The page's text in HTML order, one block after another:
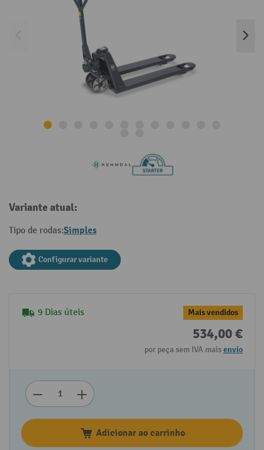
Variante atual:
Tipo de rodas:Simples
Configurar variante
9 Dias úteis Mais vendidos
534,00 €
por peça sem IVA maisenvio
Adicionar ao carrinho